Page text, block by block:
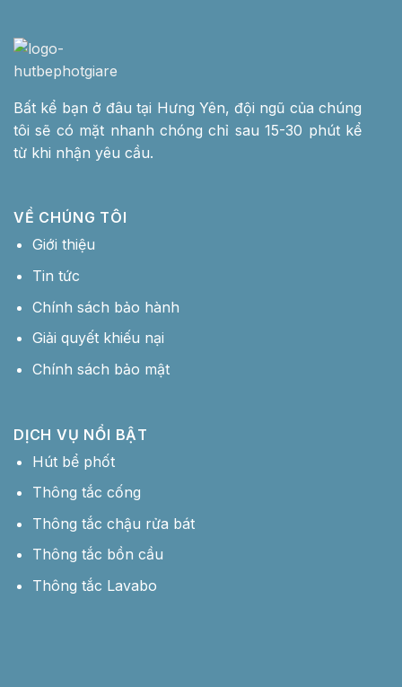
Bất kể bạn ở đâu tại Hưng Yên, đội ngũ của chúng
tôi sẽ có mặt nhanh chóng chỉ sau 15-30 phút kể
từ khi nhận yêu cầu.
VỀ CHÚNG TÔI
Giới thiệu
Tin tức
Chính sách bảo hành
Giải quyết khiếu nại
Chính sách bảo mật
DỊCH VỤ NỔI BẬT
Hút bể phốt
Thông tắc cống
Thông tắc chậu rửa bát
Thông tắc bồn cầu
Thông tắc Lavabo